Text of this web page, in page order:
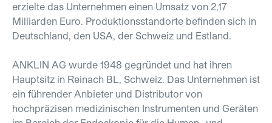
erzielte das Unternehmen einen Umsatz von 2,17
Milliarden Euro. Produktionsstandorte befinden sich in
Deutschland, den USA, der Schweiz und Estland.
ANKLIN AG wurde 1948 gegründet und hat ihren
Hauptsitz in Reinach BL, Schweiz. Das Unternehmen ist
ein führender Anbieter und Distributor von
hochpräzisen medizinischen Instrumenten und Geräten